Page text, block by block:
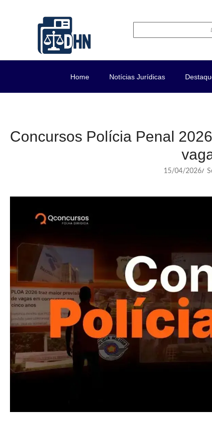
Home Notícias Jurídicas
Concursos Polícia Penal
15/04/2026/